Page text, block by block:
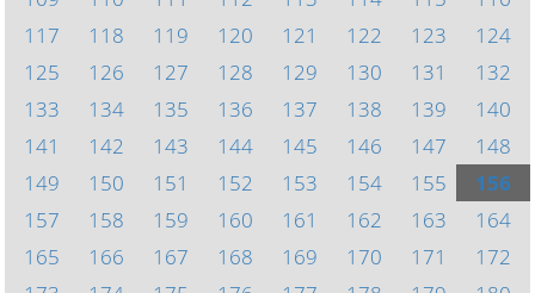
117
118 119 120 121 122 123
124
125
126 127 128 129 130 131
132
133
134 135 136 137 138 139
140
141
142 143 144 145 146 147
148
149
150 151 152 153 154 155
156
157
158 159 160 161 162 163
164
165
166 167 168 169 170 171
172